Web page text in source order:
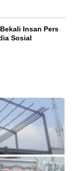
Insan Pers
Sosial